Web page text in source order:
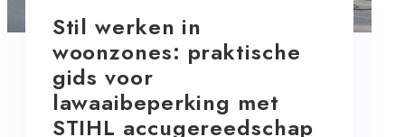
Stil werken in
woonzones: praktische
gids voor
lawaaibeperking met
STIHL accugereedschap